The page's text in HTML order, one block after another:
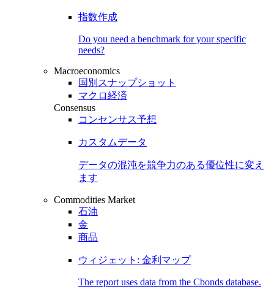
指数作成
Do you need a benchmark for your specific
needs?
Macroeconomics
国別スナップショット
マクロ経済
Consensus
コンセンサス予想
カスタムデータ
データの混沌を競争力のある優位性に変え
ます
Commodities Market
石油
金
商品
ウィジェット: 金利マップ
The report uses data from the Cbonds database.